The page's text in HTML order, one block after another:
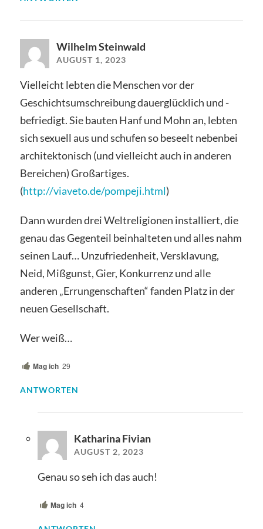
Wilhelm Steinwald
AUGUST 1, 2023
Vielleicht lebten die Menschen vor der
Geschichtsumschreibung dauerglücklich und -
befriedigt. Sie bauten Hanf und Mohn an, lebten
sich sexuell aus und schufen so beseelt nebenbei
architektonisch (und vielleicht auch in anderen
Bereichen) Großartiges.
(http://viaveto.de/pompeji.html)
Dann wurden drei Weltreligionen installiert, die
genau das Gegenteil beinhalteten und alles nahm
seinen Lauf… Unzufriedenheit, Versklavung,
Neid, Mißgunst, Gier, Konkurrenz und alle
anderen „Errungenschaften“ fanden Platz in der
neuen Gesellschaft.
Wer weiß…
Mag ich 29
ANTWORTEN
Katharina Fivian
AUGUST 2, 2023
Genau so seh ich das auch!
Mag ich 4